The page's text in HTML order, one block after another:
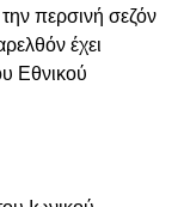
περσινή σεζόν
έχει
Εθνικού